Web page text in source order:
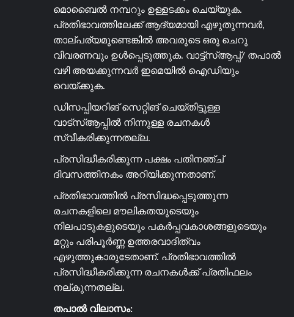
മൊബൈൽ നമ്പറും ഉള്ളടക്കം ചെയ്യുക.
പ്രതിഭാവത്തിലേക്ക് ആദ്യമായി എഴുതുന്നവർ,
താല്പര്യമുണ്ടെങ്കിൽ അവരുടെ ഒരു ചെറു
വിവരണവും ഉൾപ്പെടുത്തുക. വാട്ട്സ്ആപ്പ്/ തപാൽ
വഴി അയക്കുന്നവർ ഇമെയിൽ ഐഡിയും
വെയ്ക്കുക.
ഡിസപ്പിയറിങ് സെറ്റിങ് ചെയ്തിട്ടുള്ള
വാട്സ്ആപ്പിൽ നിന്നുള്ള രചനകൾ
സ്വീകരിക്കുന്നതല്ല.
പ്രസിദ്ധീകരിക്കുന്ന പക്ഷം പതിനഞ്ച്
ദിവസത്തിനകം അറിയിക്കുന്നതാണ്.
പ്രതിഭാവത്തിൽ പ്രസിദ്ധപ്പെടുത്തുന്ന
രചനകളിലെ മൗലികതയുടെയും
നിലപാടുകളുടെയും പകർപ്പവകാശങ്ങളുടെയും
മറ്റും പരിപൂർണ്ണ ഉത്തരവാദിത്വം
എഴുത്തുകാരുടേതാണ്. പ്രതിഭാവത്തിൽ
പ്രസിദ്ധീകരിക്കുന്ന രചനകൾക്ക് പ്രതിഫലം
നല്കുന്നതല്ല.
തപാൽ വിലാസം: